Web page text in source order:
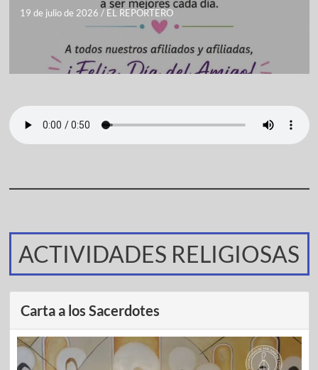
19 de julio de 2026 / EL REPORTERO
ACTIVIDADES RELIGIOSAS
Carta a los Sacerdotes